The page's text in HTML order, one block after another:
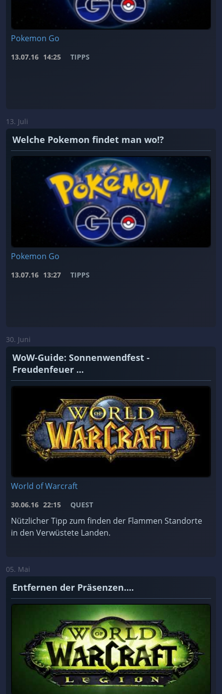
Pokemon Go
13.07.16 14:25 TIPPS
13. Juli
Welche Pokemon findet man wo!?
Pokemon Go
13.07.16 13:27 TIPPS
30. Juni
WoW-Guide: Sonnenwendfest -
Freudenfeuer ...
World of Warcraft
30.06.16 22:15 QUEST
Nützlicher Tipp zum finden der Flammen Standorte
in den Verwüstete Landen.
05. Mai
Entfernen der Präsenzen....